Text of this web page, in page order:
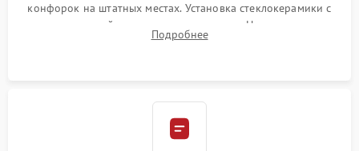
конфорок на штатных местах. Установка стеклокерамики с
проверкой равномерности зазоров. Нанесение
термостойкого герметика или укладка уплотнительной
Подробнее